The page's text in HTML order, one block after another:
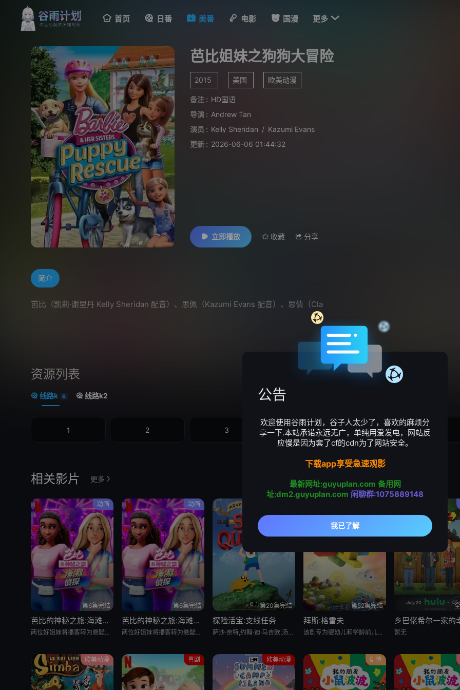
首页 日番 美番 电影 国漫 更多 
芭比姐妹之狗狗大冒险
2015 美国 欧美动漫
备注 : HD国语
导演 : Andrew Tan
演员 : Kelly Sheridan / Kazumi Evans
更新 : 2026-06-06 01:44:32
立即播放 收藏 分享
简介
芭比（凯莉·谢里丹 Kelly Sheridan 配音）、思佩（Kazumi Evans 配音）、思倩（Cla
资源列表
线路k 6 线路k2
1 2 3 4 5
相关影片 更多
动画
第6集完结
芭比的神秘之旅:海滩探案集 英语版
两位好姐妹将播客转为悬疑推理节目，在海滩嘉年华追查连环失窃谜案的冒险经历
动画
第6集完结
芭比的神秘之旅:海滩探案集
两位好姐妹将播客转为悬疑推理节目，在海滩嘉年华追查连环失窃谜案的冒险经历
第20集完结
探险活宝:支线任务
萨沙·奈特,约翰·迪·马吉欧,汤姆·肯尼,海登·瓦尔希,奥利维亚·奥尔森,杨泫贞
第52集完结
拜斯:格雷夫
该剧专为婴幼儿和学龄前儿童设计，结合了儿童睡眠科学研究。它采用极其柔和的色彩、慢节奏的3D动画和舒缓的音乐，属 暂无
欧美动漫 喜剧 欧美动漫 剧情
公告
欢迎使用谷雨计划，谷子人太少了，喜欢的麻烦分
享一下.本站承诺永远无广，单纯用爱发电，网站反
应慢是因为套了cf的cdn为了网站安全。
下载app享受急速观影
最新网址:guyuplan.com 备用网
址:dm2.guyuplan.com 闲聊群:1075889148